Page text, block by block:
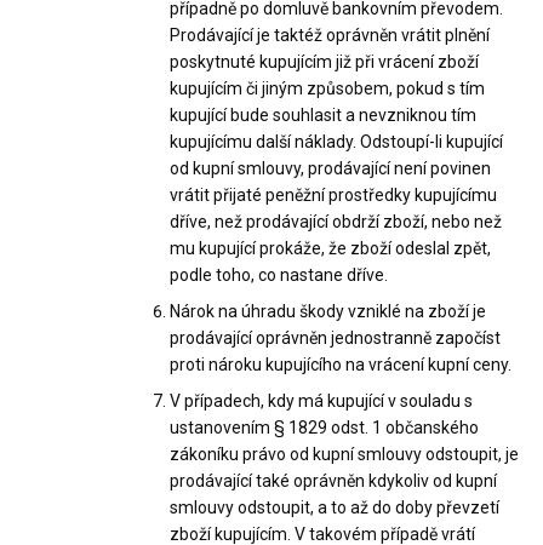
případně po domluvě bankovním převodem.
Prodávající je taktéž oprávněn vrátit plnění
poskytnuté kupujícím již při vrácení zboží
kupujícím či jiným způsobem, pokud s tím
kupující bude souhlasit a nevzniknou tím
kupujícímu další náklady. Odstoupí-li kupující
od kupní smlouvy, prodávající není povinen
vrátit přijaté peněžní prostředky kupujícímu
dříve, než prodávající obdrží zboží, nebo než
mu kupující prokáže, že zboží odeslal zpět,
podle toho, co nastane dříve.
Nárok na úhradu škody vzniklé na zboží je
prodávající oprávněn jednostranně započíst
proti nároku kupujícího na vrácení kupní ceny.
V případech, kdy má kupující v souladu s
ustanovením § 1829 odst. 1 občanského
zákoníku právo od kupní smlouvy odstoupit, je
prodávající také oprávněn kdykoliv od kupní
smlouvy odstoupit, a to až do doby převzetí
zboží kupujícím. V takovém případě vrátí